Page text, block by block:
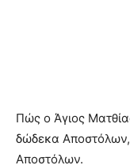
Πώς ο Άγιος
δώδεκα Αποστόλων,
Αποστόλων.